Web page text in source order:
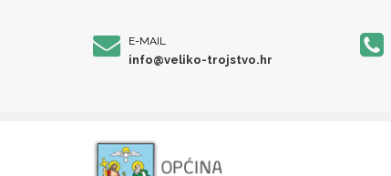
E-MAIL
info@veliko-trojstvo.hr